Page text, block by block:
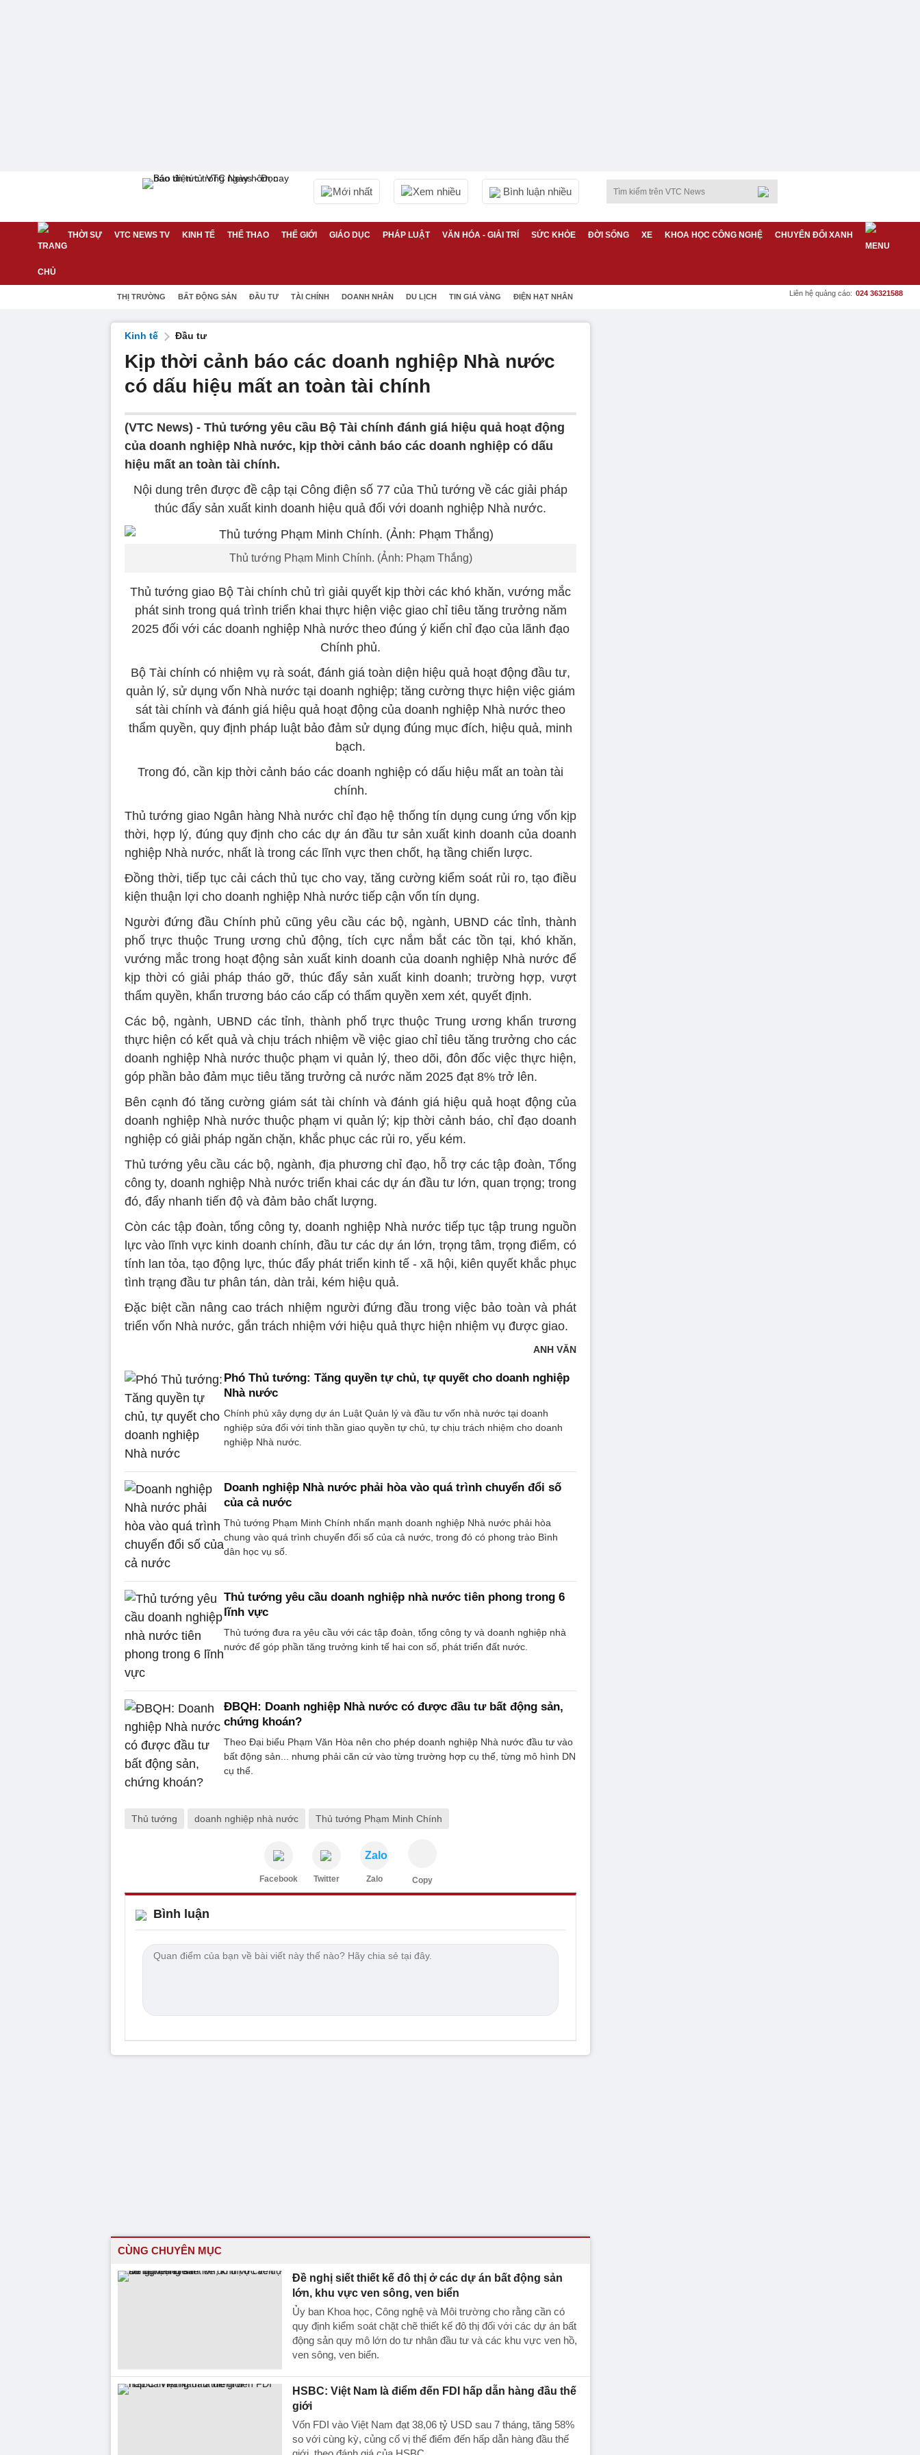
Mới nhất Xem nhiều Bình luận nhiều
THỜI SỰ VTC NEWS TV KINH TẾ THỂ THAO THẾ GIỚI GIÁO DỤC PHÁP LUẬT VĂN HÓA - GIẢI TRÍ SỨC KHỎE ĐỜI SỐNG XE KHOA HỌC CÔNG NGHỆ CHUYỂN ĐỔI XANH
THỊ TRƯỜNG BẤT ĐỘNG SẢN ĐẦU TƯ TÀI CHÍNH DOANH NHÂN DU LỊCH TIN GIÁ VÀNG ĐIỆN HẠT NHÂN Liên hệ quảng cáo: 024 36321588
Kinh tế Đầu tư
Kịp thời cảnh báo các doanh nghiệp Nhà nước
có dấu hiệu mất an toàn tài chính
(VTC News) - Thủ tướng yêu cầu Bộ Tài chính đánh giá hiệu quả hoạt động
của doanh nghiệp Nhà nước, kịp thời cảnh báo các doanh nghiệp có dấu
hiệu mất an toàn tài chính.
Nội dung trên được đề cập tại Công điện số 77 của Thủ tướng về các giải pháp
thúc đẩy sản xuất kinh doanh hiệu quả đối với doanh nghiệp Nhà nước.
Thủ tướng Phạm Minh Chính. (Ảnh: Phạm Thắng)
Thủ tướng giao Bộ Tài chính chủ trì giải quyết kịp thời các khó khăn, vướng mắc
phát sinh trong quá trình triển khai thực hiện việc giao chỉ tiêu tăng trưởng năm
2025 đối với các doanh nghiệp Nhà nước theo đúng ý kiến chỉ đạo của lãnh đạo
Chính phủ.
Bộ Tài chính có nhiệm vụ rà soát, đánh giá toàn diện hiệu quả hoạt động đầu tư,
quản lý, sử dụng vốn Nhà nước tại doanh nghiệp; tăng cường thực hiện việc giám
sát tài chính và đánh giá hiệu quả hoạt động của doanh nghiệp Nhà nước theo
thẩm quyền, quy định pháp luật bảo đảm sử dụng đúng mục đích, hiệu quả, minh
bạch.
Trong đó, cần kịp thời cảnh báo các doanh nghiệp có dấu hiệu mất an toàn tài
chính.
Thủ tướng giao Ngân hàng Nhà nước chỉ đạo hệ thống tín dụng cung ứng vốn kịp
thời, hợp lý, đúng quy định cho các dự án đầu tư sản xuất kinh doanh của doanh
nghiệp Nhà nước, nhất là trong các lĩnh vực then chốt, hạ tầng chiến lược.
Đồng thời, tiếp tục cải cách thủ tục cho vay, tăng cường kiểm soát rủi ro, tạo điều
kiện thuận lợi cho doanh nghiệp Nhà nước tiếp cận vốn tín dụng.
Người đứng đầu Chính phủ cũng yêu cầu các bộ, ngành, UBND các tỉnh, thành
phố trực thuộc Trung ương chủ động, tích cực nắm bắt các tồn tại, khó khăn,
vướng mắc trong hoạt động sản xuất kinh doanh của doanh nghiệp Nhà nước để
kịp thời có giải pháp tháo gỡ, thúc đẩy sản xuất kinh doanh; trường hợp, vượt
thẩm quyền, khẩn trương báo cáo cấp có thẩm quyền xem xét, quyết định.
Các bộ, ngành, UBND các tỉnh, thành phố trực thuộc Trung ương khẩn trương
thực hiện có kết quả và chịu trách nhiệm về việc giao chỉ tiêu tăng trưởng cho các
doanh nghiệp Nhà nước thuộc phạm vi quản lý, theo dõi, đôn đốc việc thực hiện,
góp phần bảo đảm mục tiêu tăng trưởng cả nước năm 2025 đạt 8% trở lên.
Bên cạnh đó tăng cường giám sát tài chính và đánh giá hiệu quả hoạt động của
doanh nghiệp Nhà nước thuộc phạm vi quản lý; kịp thời cảnh báo, chỉ đạo doanh
nghiệp có giải pháp ngăn chặn, khắc phục các rủi ro, yếu kém.
Thủ tướng yêu cầu các bộ, ngành, địa phương chỉ đạo, hỗ trợ các tập đoàn, Tổng
công ty, doanh nghiệp Nhà nước triển khai các dự án đầu tư lớn, quan trọng; trong
đó, đẩy nhanh tiến độ và đảm bảo chất lượng.
Còn các tập đoàn, tổng công ty, doanh nghiệp Nhà nước tiếp tục tập trung nguồn
lực vào lĩnh vực kinh doanh chính, đầu tư các dự án lớn, trọng tâm, trọng điểm, có
tính lan tỏa, tạo động lực, thúc đẩy phát triển kinh tế - xã hội, kiên quyết khắc phục
tình trạng đầu tư phân tán, dàn trải, kém hiệu quả.
Đặc biệt cần nâng cao trách nhiệm người đứng đầu trong việc bảo toàn và phát
triển vốn Nhà nước, gắn trách nhiệm với hiệu quả thực hiện nhiệm vụ được giao.
ANH VĂN
Phó Thủ tướng: Tăng quyền tự chủ, tự quyết cho doanh nghiệp
Nhà nước
Chính phủ xây dựng dự án Luật Quản lý và đầu tư vốn nhà nước tại doanh
nghiệp sửa đổi với tinh thần giao quyền tự chủ, tự chịu trách nhiệm cho doanh
nghiệp Nhà nước.
Doanh nghiệp Nhà nước phải hòa vào quá trình chuyển đổi số
của cả nước
Thủ tướng Phạm Minh Chính nhấn mạnh doanh nghiệp Nhà nước phải hòa
chung vào quá trình chuyển đổi số của cả nước, trong đó có phong trào Bình
dân học vụ số.
Thủ tướng yêu cầu doanh nghiệp nhà nước tiên phong trong 6
lĩnh vực
Thủ tướng đưa ra yêu cầu với các tập đoàn, tổng công ty và doanh nghiệp nhà
nước để góp phần tăng trưởng kinh tế hai con số, phát triển đất nước.
ĐBQH: Doanh nghiệp Nhà nước có được đầu tư bất động sản,
chứng khoán?
Theo Đại biểu Phạm Văn Hòa nên cho phép doanh nghiệp Nhà nước đầu tư vào
bất động sản... nhưng phải căn cứ vào từng trường hợp cụ thể, từng mô hình DN
cụ thể.
Thủ tướng doanh nghiệp nhà nước Thủ tướng Phạm Minh Chính
Facebook Twitter
Zalo
Zalo Copy
Bình luận
CÙNG CHUYÊN MỤC
Đề nghị siết thiết kế đô thị ở các dự án bất động sản
lớn, khu vực ven sông, ven biển
Ủy ban Khoa học, Công nghệ và Môi trường cho rằng cần có
quy định kiểm soát chặt chẽ thiết kế đô thị đối với các dự án bất
động sản quy mô lớn do tư nhân đầu tư và các khu vực ven hồ,
ven sông, ven biển.
HSBC: Việt Nam là điểm đến FDI hấp dẫn hàng đầu thế
giới
Vốn FDI vào Việt Nam đạt 38,06 tỷ USD sau 7 tháng, tăng 58%
so với cùng kỳ, củng cố vị thế điểm đến hấp dẫn hàng đầu thế